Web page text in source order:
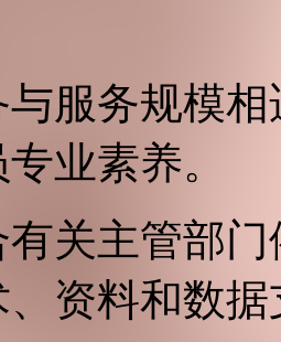
与服务规模
业素养。
有关主管部
资料和数